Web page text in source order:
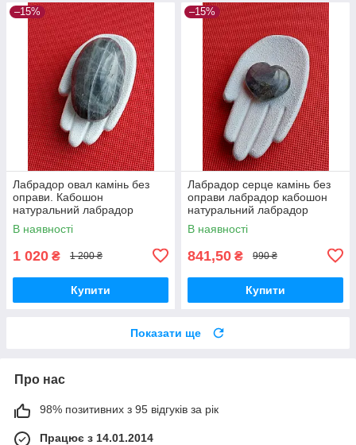
–15%
Лабрадор овал камінь без
оправи. Кабошон
натуральний лабрадор
63*38*22 мм. Індія.
В наявності
1 020 ₴ 1 200 ₴
Купити
–15%
Лабрадор серце камінь без
оправи лабрадор кабошон
натуральний лабрадор
спектроліт камінь 27*27*10
мм. Індія. Лабрадор серце
В наявності
841,50 ₴ 990 ₴
Купити
Показати ще
Про нас
98% позитивних з 95 відгуків за рік
Працює з 14.01.2014